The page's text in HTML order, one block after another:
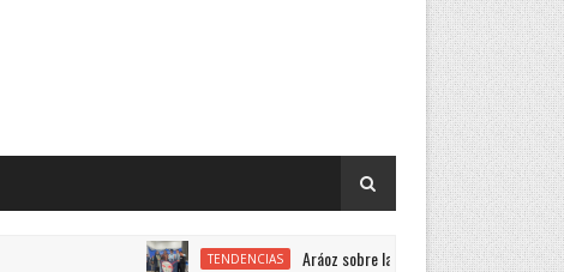
TENDENCIAS Aráoz sobre la Feria de Ciencias: “Año a año